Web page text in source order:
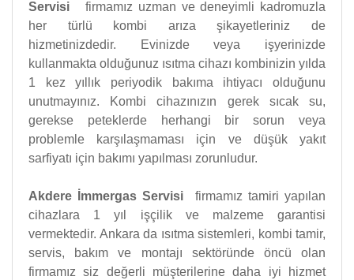
Servisi
firmamız uzman ve deneyimli kadromuzla
her türlü kombi arıza şikayetleriniz de
hizmetinizdedir. Evinizde veya işyerinizde
kullanmakta olduğunuz ısıtma cihazı kombinizin yılda
1 kez yıllık periyodik bakıma ihtiyacı olduğunu
unutmayınız. Kombi cihazınızın gerek sıcak su,
gerekse peteklerde herhangi bir sorun veya
problemle karşılaşmaması için ve düşük yakıt
sarfiyatı için bakımı yapılması zorunludur.
Akdere İmmergas Servisi firmamız tamiri yapılan
cihazlara 1 yıl işçilik ve malzeme garantisi
vermektedir. Ankara da ısıtma sistemleri, kombi tamir,
servis, bakım ve montajı sektöründe öncü olan
firmamız siz değerli müşterilerine daha iyi hizmet